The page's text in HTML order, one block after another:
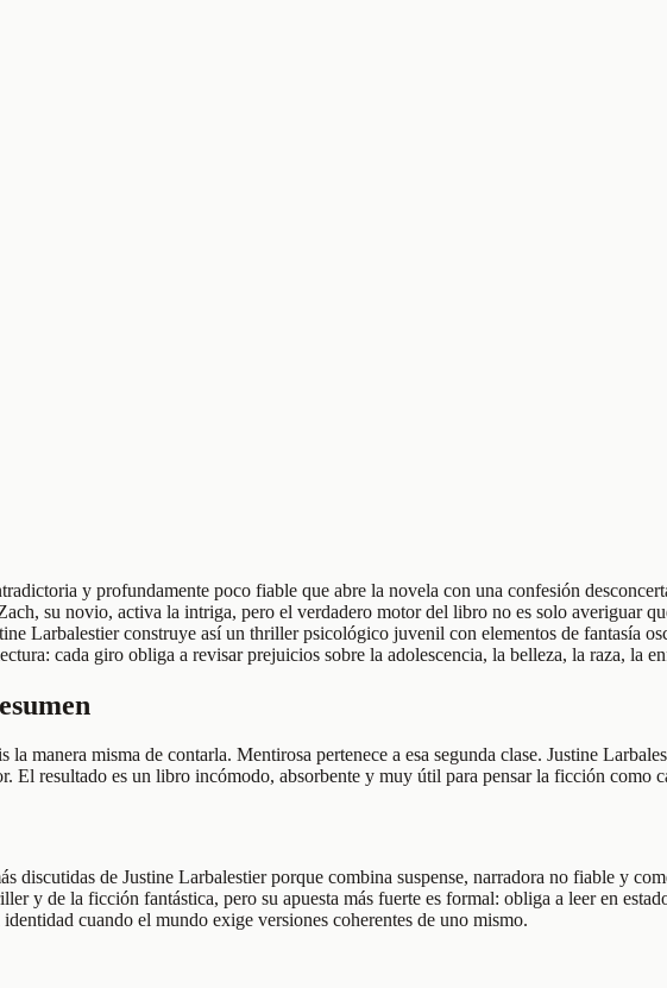
y profundamente poco fiable que abre la novela con una confesión
su novio, activa la intriga, pero el verdadero motor del libro no es solo averiguar
Larbalestier construye así un thriller psicológico juvenil con elementos de fantasía
cada giro obliga a revisar prejuicios sobre la adolescencia, la belleza, la raza, la
manera misma de contarla. Mentirosa pertenece a esa segunda clase. Justine
El resultado es un libro incómodo, absorbente y muy útil para pensar la ficción como
discutidas de Justine Larbalestier porque combina suspense, narradora no fiable y
y de la ficción fantástica, pero su apuesta más fuerte es formal: obliga a leer en
cuando el mundo exige versiones coherentes de uno mismo.